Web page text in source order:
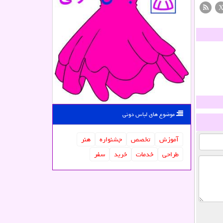
X
موضوع های لباس دونی
آموزش تخصص جشنواره
هنر
طراحی
خدمات خرید سفر